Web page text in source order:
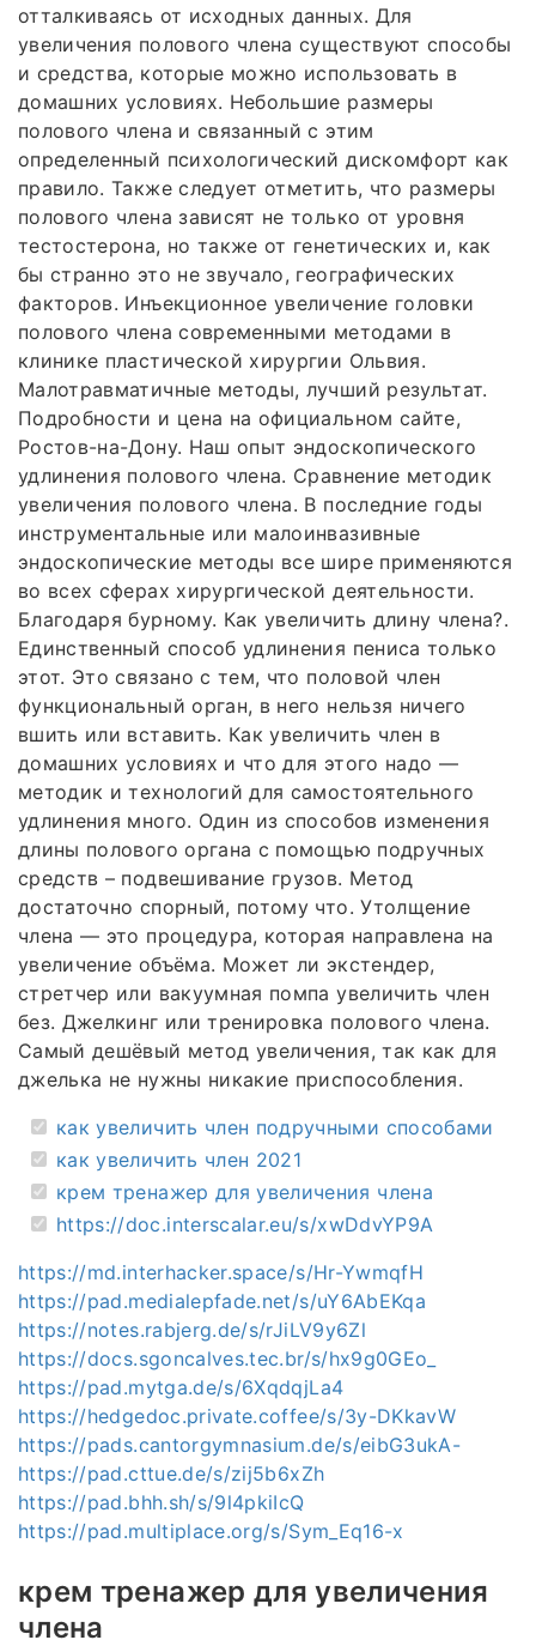
отталкиваясь от исходных данных. Для
увеличения полового члена существуют способы
и средства, которые можно использовать в
домашних условиях. Небольшие размеры
полового члена и связанный с этим
определенный психологический дискомфорт как
правило. Также следует отметить, что размеры
полового члена зависят не только от уровня
тестостерона, но также от генетических и, как
бы странно это не звучало, географических
факторов. Инъекционное увеличение головки
полового члена современными методами в
клинике пластической хирургии Ольвия.
Малотравматичные методы, лучший результат.
Подробности и цена на официальном сайте,
Ростов-на-Дону. Наш опыт эндоскопического
удлинения полового члена. Сравнение методик
увеличения полового члена. В последние годы
инструментальные или малоинвазивные
эндоскопические методы все шире применяются
во всех сферах хирургической деятельности.
Благодаря бурному. Как увеличить длину члена?.
Единственный способ удлинения пениса только
этот. Это связано с тем, что половой член
функциональный орган, в него нельзя ничего
вшить или вставить. Как увеличить член в
домашних условиях и что для этого надо —
методик и технологий для самостоятельного
удлинения много. Один из способов изменения
длины полового органа с помощью подручных
средств – подвешивание грузов. Метод
достаточно спорный, потому что. Утолщение
члена — это процедура, которая направлена на
увеличение объёма. Может ли экстендер,
стретчер или вакуумная помпа увеличить член
без. Джелкинг или тренировка полового члена.
Самый дешёвый метод увеличения, так как для
джелька не нужны никакие приспособления.
как увеличить член подручными способами
как увеличить член 2021
крем тренажер для увеличения члена
https://doc.interscalar.eu/s/xwDdvYP9A
https://md.interhacker.space/s/Hr-YwmqfH
https://pad.medialepfade.net/s/uY6AbEKqa
https://notes.rabjerg.de/s/rJiLV9y6Zl
https://docs.sgoncalves.tec.br/s/hx9g0GEo_
https://pad.mytga.de/s/6XqdqjLa4
https://hedgedoc.private.coffee/s/3y-DKkavW
https://pads.cantorgymnasium.de/s/eibG3ukA-
https://pad.cttue.de/s/zij5b6xZh
https://pad.bhh.sh/s/9l4pkiIcQ
https://pad.multiplace.org/s/Sym_Eq16-x
крем тренажер для увеличения
члена